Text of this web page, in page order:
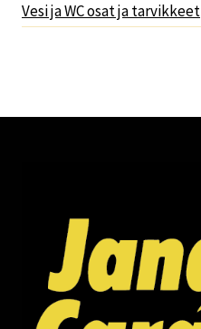
Vesi ja WC osat ja tarvikkeet